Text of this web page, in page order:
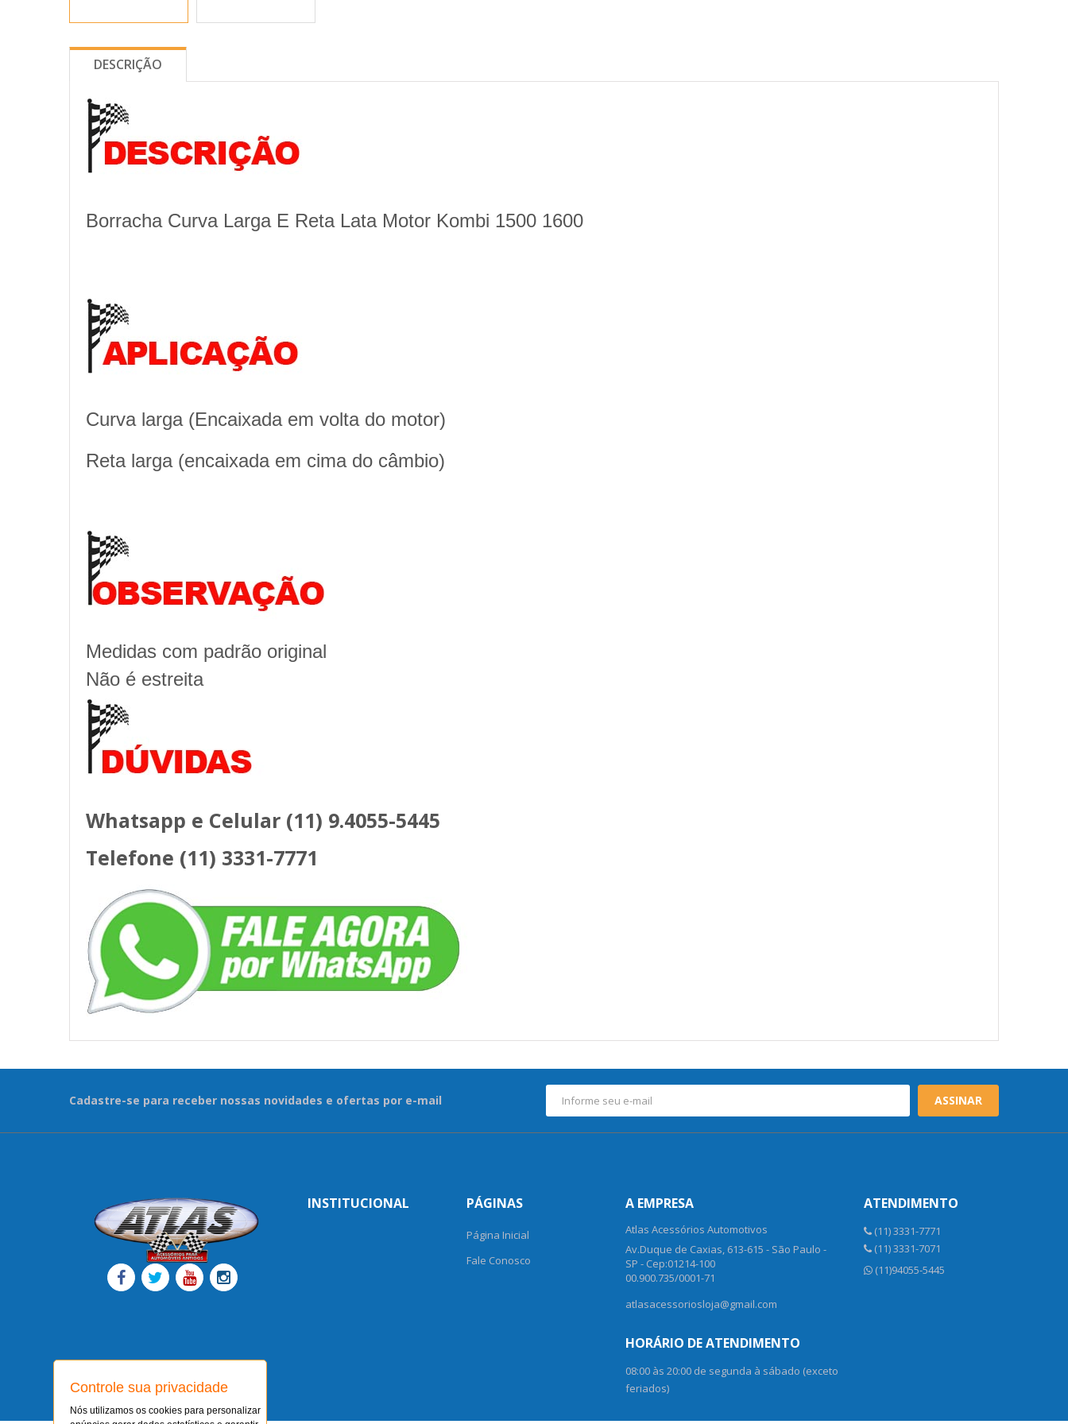
DESCRIÇÃO
Borracha Curva Larga E Reta Lata Motor Kombi 1500 1600
Curva larga (Encaixada em volta do motor)
Reta larga (encaixada em cima do câmbio)
Medidas com padrão original
Não é estreita
Whatsapp e Celular (11) 9.4055-5445
Telefone (11) 3331-7771
Cadastre-se para receber nossas novidades e ofertas por e-mail ASSINAR
INSTITUCIONAL PÁGINAS
Página Inicial
Fale Conosco
A EMPRESA
Atlas Acessórios Automotivos
Av.Duque de Caxias, 613-615 - São Paulo -
SP - Cep:01214-100
00.900.735/0001-71
atlasacessoriosloja@gmail.com
HORÁRIO DE ATENDIMENTO
08:00 às 20:00 de segunda à sábado (exceto
feriados)
ATENDIMENTO
(11) 3331-7771
(11) 3331-7071
(11)94055-5445
Controle sua privacidade
Nós utilizamos os cookies para personalizar